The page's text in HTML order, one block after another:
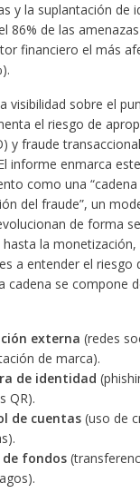
y la suplantación de
86% de las
financiero el más
visibilidad sobre el
el riesgo de
y fraude
informe enmarca este
como una “cadena
del fraude”, un
de forma
la
a entender el riesgo
cadena se compone
externa (redes
de marca).
de identidad
QR).
de cuentas(uso de
fondos